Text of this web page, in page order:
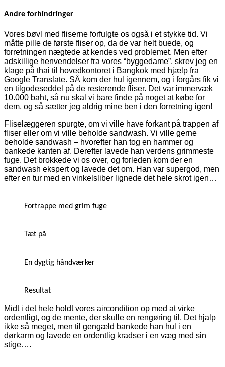
Andre forhindringer
Vores bøvl med fliserne forfulgte os også i et stykke tid. Vi
måtte pille de første fliser op, da de var helt buede, og
forretningen nægtede at kendes ved problemet. Men efter
adskillige henvendelser fra vores “byggedame”, skrev jeg en
klage på thai til hovedkontoret i Bangkok med hjælp fra
Google Translate. SÅ kom der hul igennem, og i forgårs fik vi
en tilgodeseddel på de resterende fliser. Det var immervæk
10.000 baht, så nu skal vi bare finde på noget at købe for
dem, og så sætter jeg aldrig mine ben i den forretning igen!
Fliselæggeren spurgte, om vi ville have forkant på trappen af
fliser eller om vi ville beholde sandwash. Vi ville gerne
beholde sandwash – hvorefter han tog en hammer og
bankede kanten af. Derefter lavede han verdens grimmeste
fuge. Det brokkede vi os over, og forleden kom der en
sandwash ekspert og lavede det om. Han var supergod, men
efter en tur med en vinkelsliber lignede det hele skrot igen…
Fortrappe med grim fuge
Tæt på
En dygtig håndværker
Resultat
Midt i det hele holdt vores aircondition op med at virke
ordentligt, og de mente, der skulle en rengøring til. Det hjalp
ikke så meget, men til gengæld bankede han hul i en
dørkarm og lavede en ordentlig kradser i en væg med sin
stige….